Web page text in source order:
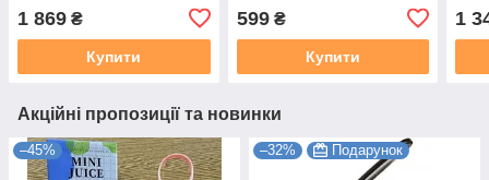
1 869 ₴
Купити
599₴
Купити
800
1
Акційні пропозиції та новинки
–45% –32% Подарунок